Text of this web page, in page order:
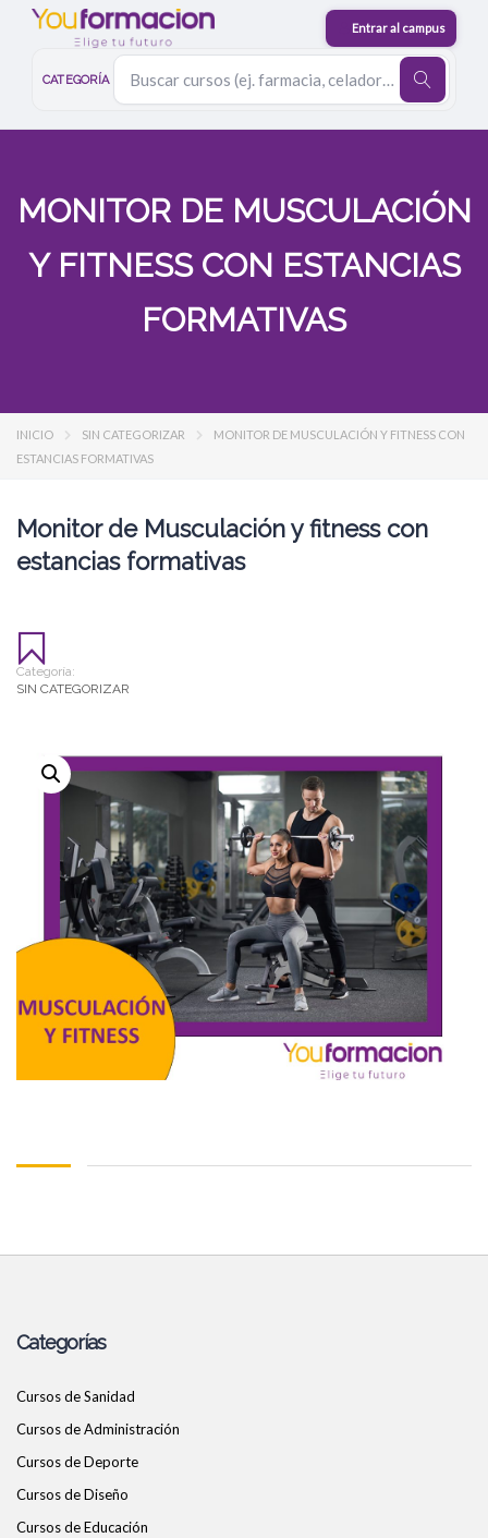
CATEGORÍA
MONITOR DE MUSCULACIÓN
Y FITNESS CON ESTANCIAS
FORMATIVAS
INICIO SIN CATEGORIZAR
MONITOR DE MUSCULACIÓN Y FITNESS CON
ESTANCIAS FORMATIVAS
Monitor de Musculación y fitness con
estancias formativas
Categoría:
SIN CATEGORIZAR
Categorías
Cursos de Sanidad
Cursos de Administración
Cursos de Deporte
Cursos de Diseño
Cursos de Educación